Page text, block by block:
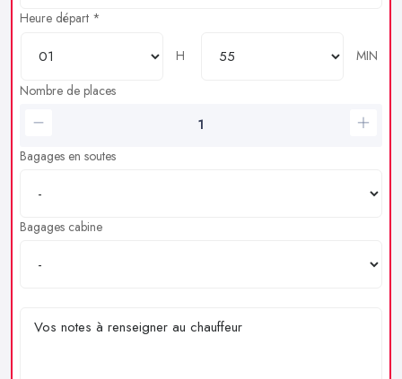
Heure départ *
H
MIN
Nombre de places
Bagages en soutes
Bagages cabine